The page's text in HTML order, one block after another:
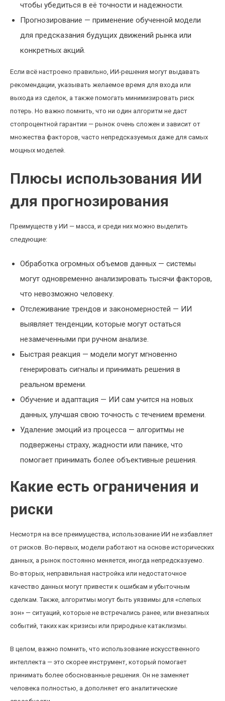
чтобы убедиться в её точности и надежности.
Прогнозирование — применение обученной модели
для предсказания будущих движений рынка или
конкретных акций.
Если всё настроено правильно, ИИ-решения могут выдавать
рекомендации, указывать желаемое время для входа или
выхода из сделок, а также помогать минимизировать риск
потерь. Но важно помнить, что ни один алгоритм не даст
стопроцентной гарантии — рынок очень сложен и зависит от
множества факторов, часто непредсказуемых даже для самых
мощных моделей.
Плюсы использования ИИ
для прогнозирования
Преимуществ у ИИ — масса, и среди них можно выделить
следующие:
Обработка огромных объемов данных — системы
могут одновременно анализировать тысячи факторов,
что невозможно человеку.
Отслеживание трендов и закономерностей — ИИ
выявляет тенденции, которые могут остаться
незамеченными при ручном анализе.
Быстрая реакция — модели могут мгновенно
генерировать сигналы и принимать решения в
реальном времени.
Обучение и адаптация — ИИ сам учится на новых
данных, улучшая свою точность с течением времени.
Удаление эмоций из процесса — алгоритмы не
подвержены страху, жадности или панике, что
помогает принимать более объективные решения.
Какие есть ограничения и
риски
Несмотря на все преимущества, использование ИИ не избавляет
от рисков. Во-первых, модели работают на основе исторических
данных, а рынок постоянно меняется, иногда непредсказуемо.
Во-вторых, неправильная настройка или недостаточное
качество данных могут привести к ошибкам и убыточным
сделкам. Также, алгоритмы могут быть уязвимы для «слепых
зон» — ситуаций, которые не встречались ранее, или внезапных
событий, таких как кризисы или природные катаклизмы.
В целом, важно помнить, что использование искусственного
интеллекта — это скорее инструмент, который помогает
принимать более обоснованные решения. Он не заменяет
человека полностью, а дополняет его аналитические